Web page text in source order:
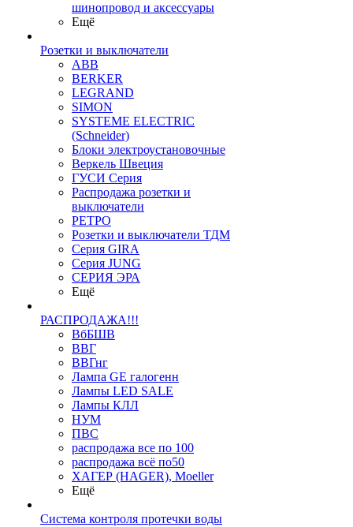
шинопровод и аксессуары
Ещё
Розетки и выключатели
ABB
BERKER
LEGRAND
SIMON
SYSTEME ELECTRIC
(Schneider)
Блоки электроустановочные
Веркель Швеция
ГУСИ Серия
Распродажа розетки и
выключатели
РЕТРО
Розетки и выключатели ТДМ
Серия GIRA
Серия JUNG
СЕРИЯ ЭРА
Ещё
РАСПРОДАЖА!!!
ВбБШВ
ВВГ
ВВГнг
Лампа GE галогенн
Лампы LED SALE
Лампы КЛЛ
НУМ
ПВС
распродажа все по 100
распродажа всё по50
ХАГЕР (HAGER), Moeller
Ещё
Система контроля протечки воды